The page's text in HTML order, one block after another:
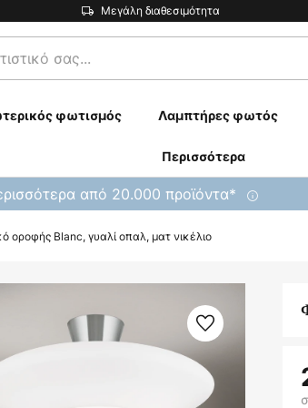
Μεγάλη διαθεσιμότητα
φωτισμός Λαμπτήρες φωτός
Περισσότερα
από 20.000 προϊόντα*
οροφής Blanc, γυαλί οπαλ, ματ νικέλιο